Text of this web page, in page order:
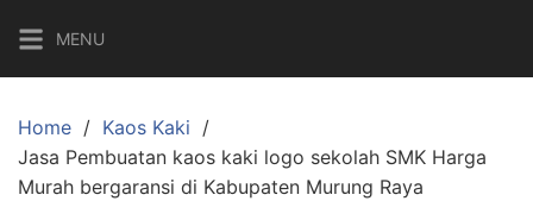
content
MENU
Home
Kaos Kaki
Jasa Pembuatan kaos kaki logo sekolah SMK Harga
Murah bergaransi di Kabupaten Murung Raya